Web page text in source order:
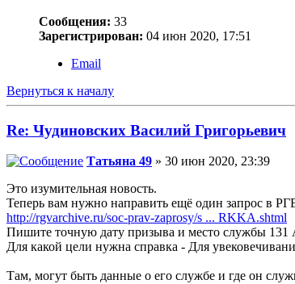
Сообщения: 33
Зарегистрирован: 04 июн 2020, 17:51
Email
Вернуться к началу
Re: Чудиновских Василий Григорьевич
Татьяна 49 » 30 июн 2020, 23:39
Это изумительная новость.
Теперь вам нужно направить ещё один запрос в
http://rgvarchive.ru/soc-prav-zaprosy/s ... RKKA.shtml
Пишите точную дату призыва и место службы 131
Для какой цели нужна справка - Для
Там, могут быть данные о его службе и где он